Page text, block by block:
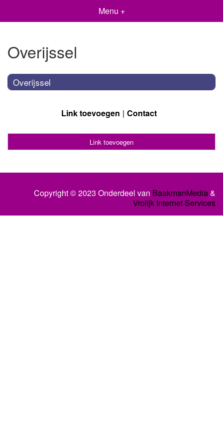
Menu +
Overijssel
Overijssel
Link toevoegen Contact
Link toevoegen
Copyright © 2023 Onderdeel van BaakmanMedia&
Vrolijk Internet Services